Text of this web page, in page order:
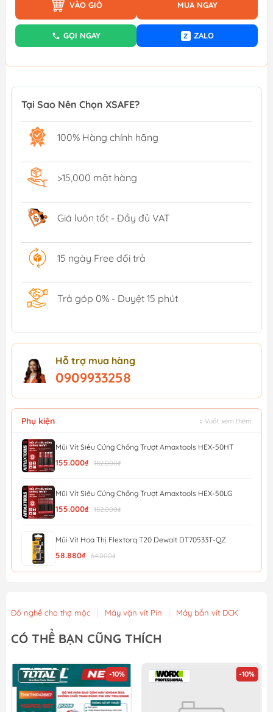
VÀO GIỎ MUA NGAY
GỌI NGAY Z ZALO
Tại Sao Nên Chọn XSAFE?
100% Hàng chính hãng
>15,000 mặt hàng
Giá luôn tốt - Đầy đủ VAT
15 ngày Free đổi trả
Trả góp 0% - Duyệt 15 phút
Hỗ trợ mua hàng
0909933258
Phụ kiện ↕ Vuốt xem thêm
Mũi Vít Siêu Cứng Chống Trượt Amaxtools HEX-50HT
155.000₫ 182.000₫
Mũi Vít Siêu Cứng Chống Trượt Amaxtools HEX-50LG
155.000₫ 182.000₫
Mũi Vít Hoa Thị Flextorq T20 Dewalt DT70533T-QZ
58.880₫ 64.000₫
Mũi Vít Chống Trượt Amaxtools HEX-75CT
49.900₫
Mũi Vít Chống Trượt Amaxtools HEX-65CT
44.900₫
Đồ nghề cho thợ mộc | Máy vặn vít Pin | Máy bắn vít DCK
CÓ THỂ BẠN CŨNG THÍCH
-10% -10%